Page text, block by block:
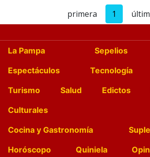
primera 1
La Pampa Sepelios
Espectáculos
Tecnología
Turismo
Salud Edictos
Culturales
Cocina y Gastronomía
Horóscopo
Quiniela